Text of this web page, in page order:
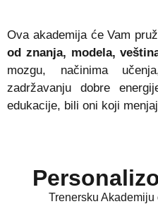
Ova akademija će Vam
od znanja, modela,
mozgu, načinima
zadržavanju dobre
edukacije, bili oni koji
Trenersku